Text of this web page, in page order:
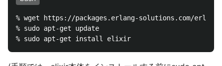
% wget https://packages.erlang-solutions.com/
% sudo apt-get update